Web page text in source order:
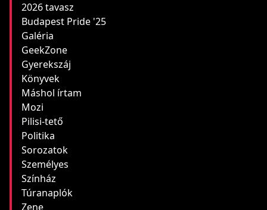
2026 tavasz
Budapest Pride '25
Galéria
GeekZone
Gyerekszáj
Könyvek
Máshol írtam
Mozi
Pilisi-tető
Politika
Sorozatok
Személyes
Színház
Túranaplók
Zene